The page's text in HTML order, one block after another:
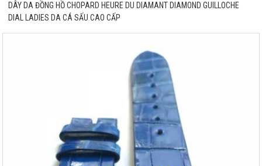
DÂY DA ĐỒNG HỒ CHOPARD HEURE DU DIAMANT DIAMOND GUILLOCHE
DIAL LADIES DA CÁ SẤU CAO CẤP